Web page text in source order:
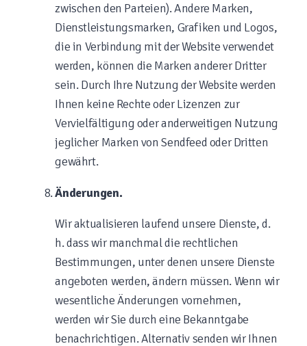
zwischen den Parteien). Andere Marken,
Dienstleistungsmarken, Grafiken und Logos,
die in Verbindung mit der Website verwendet
werden, können die Marken anderer Dritter
sein. Durch Ihre Nutzung der Website werden
Ihnen keine Rechte oder Lizenzen zur
Vervielfältigung oder anderweitigen Nutzung
jeglicher Marken von Sendfeed oder Dritten
gewährt.
Änderungen.
Wir aktualisieren laufend unsere Dienste, d.
h. dass wir manchmal die rechtlichen
Bestimmungen, unter denen unsere Dienste
angeboten werden, ändern müssen. Wenn wir
wesentliche Änderungen vornehmen,
werden wir Sie durch eine Bekanntgabe
benachrichtigen. Alternativ senden wir Ihnen